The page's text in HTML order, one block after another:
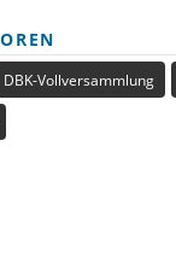
DBK-Vollversammlung